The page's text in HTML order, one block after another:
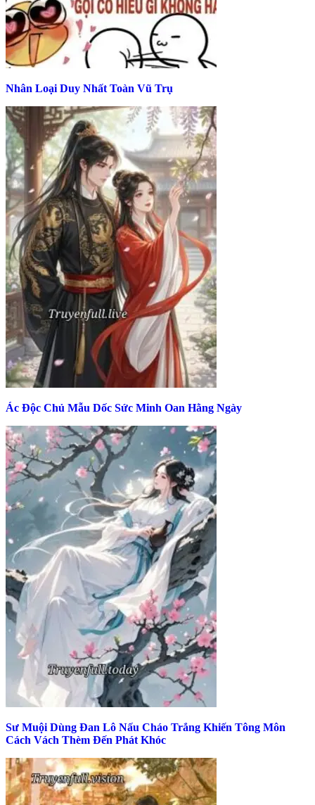
Nhân Loại Duy Nhất Toàn Vũ Trụ
Ác Độc Chủ Mẫu Dốc Sức Minh Oan Hằng Ngày
Sư Muội Dùng Đan Lô Nấu Cháo Trắng Khiến Tông Môn
Cách Vách Thèm Đến Phát Khóc